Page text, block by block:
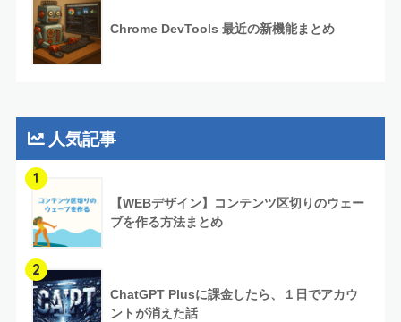
Chrome DevTools 最近の新機能まとめ
人気記事
1
【WEBデザイン】コンテンツ区切りのウェー
ブを作る方法まとめ
2
ChatGPT Plusに課金したら、１日でアカウ
ントが消えた話